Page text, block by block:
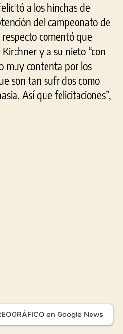
a los hinchas de
del campeonato de
comentó que
y a su nieto “con
muy contenta por los
son tan sufridos como
Así que felicitaciones”,
en Google News